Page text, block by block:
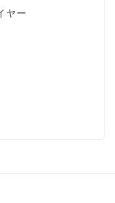
ヤー